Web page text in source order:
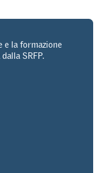
e la formazione
SRFP.